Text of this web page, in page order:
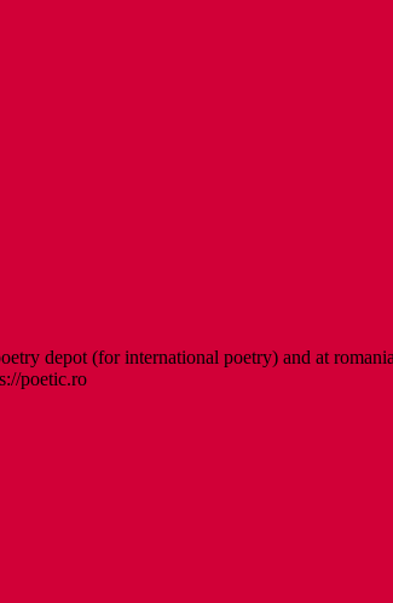
depot (for international poetry) and at
poetic.ro